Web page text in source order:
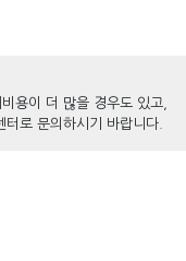
용이 더 많을 경우도 있고,
로 문의하시기 바랍니다.